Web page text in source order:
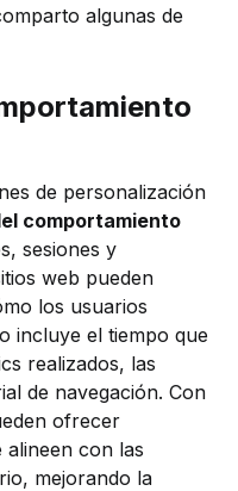
algunas de
de personalización
comportamiento
sesiones y
web pueden
los usuarios
incluye el tiempo que
realizados, las
de navegación. Con
ofrecer
con las
mejorando la